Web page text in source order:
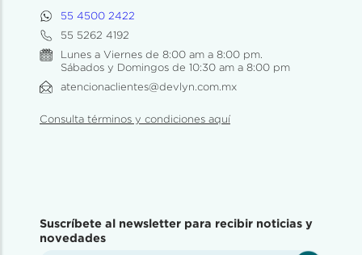
55 4500 2422
55 5262 4192
Lunes a Viernes de 8:00 am a 8:00 pm.
Sábados y Domingos de 10:30 am a 8:00 pm
atencionaclientes@devlyn.com.mx
Consulta términos y condiciones aquí
Suscríbete al newsletter para recibir noticias y
novedades